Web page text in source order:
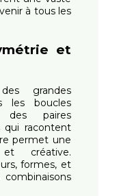
à tous les
et
grandes
les boucles
des paires
qui racontent
permet une
et créative.
formes, et